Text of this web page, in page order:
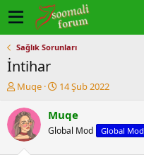
Sağlık Sorunları
İntihar
K
n
u
y
Muqe
B
ş
a
14 Şub 2022
Muqe
Global Mod Global Mod